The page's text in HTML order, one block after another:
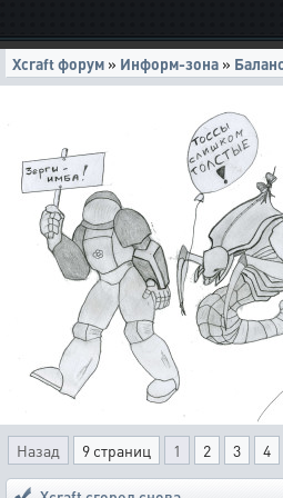
Xcraft форум » Информ-зона » Баланс
Назад 9 страниц 1 2 3 4